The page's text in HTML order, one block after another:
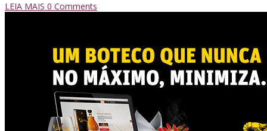
LEIA MAIS 0 Comments